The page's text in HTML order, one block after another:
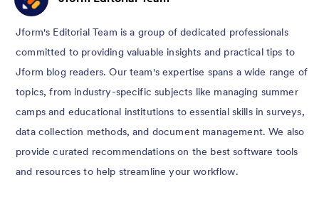
Jform's Editorial Team is a group of dedicated professionals
committed to providing valuable insights and practical tips to
Jform blog readers. Our team's expertise spans a wide range of
topics, from industry-specific subjects like managing summer
camps and educational institutions to essential skills in surveys,
data collection methods, and document management. We also
provide curated recommendations on the best software tools
and resources to help streamline your workflow.